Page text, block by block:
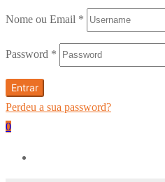
Nome ou Email *
Password *
Entrar
Perdeu a sua password?
0